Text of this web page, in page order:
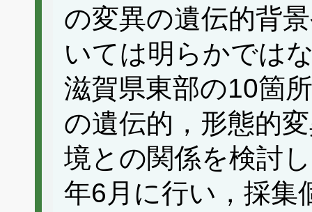
の変異の遺伝的背
いては明らかでは
滋賀県東部の10箇
の遺伝的，形態的
境との関係を検討
年6月に行い，採集